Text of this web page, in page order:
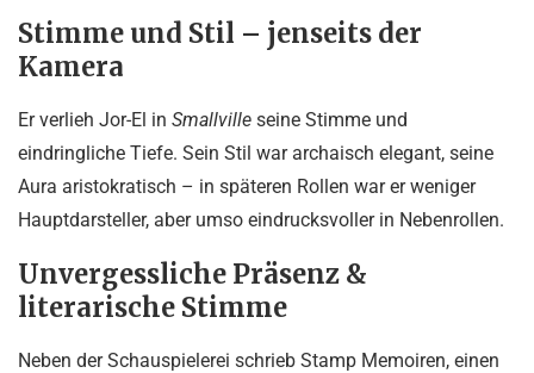
Stimme und Stil – jenseits der
Kamera
Er verlieh Jor-El in Smallville seine Stimme und
eindringliche Tiefe. Sein Stil war archaisch elegant, seine
Aura aristokratisch – in späteren Rollen war er weniger
Hauptdarsteller, aber umso eindrucksvoller in Nebenrollen.
Unvergessliche Präsenz &
literarische Stimme
Neben der Schauspielerei schrieb Stamp Memoiren, einen